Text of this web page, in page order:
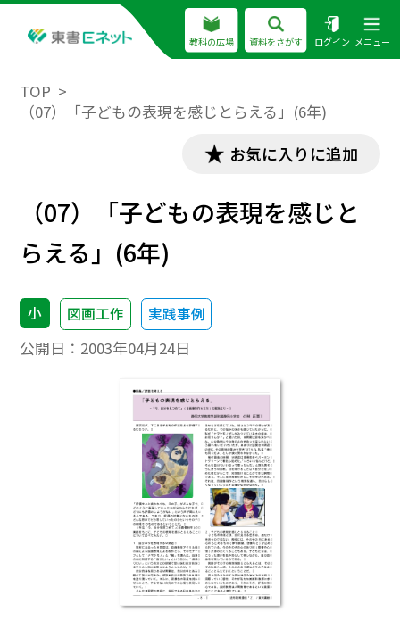
教科の広場 資料をさがす ログイン メニュー
TOP
（07）「子どもの表現を感じとらえる」(6年)
お気に入りに追加
（07）「子どもの表現を感じと
らえる」(6年)
小 図画工作 実践事例
公開日： 2003年04月24日